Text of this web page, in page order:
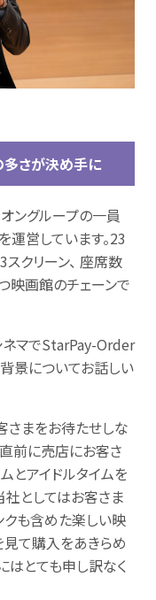
多さが決め手に
ングループの一員
運営しています。23
クリーン、 座席数
映画館のチェーンで
マでStarPay-Order
景についてお話しい
さまをお待たせしな
前に売店にお客さ
とアイドルタイムを
社としてはお客さま
クも含めた楽しい映
て購入をあきらめ
はとても申し訳なく